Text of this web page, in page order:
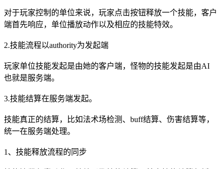
对于玩家控制的单位来说，玩家点击按钮释放一个技能，客户
端首先响应，单位播放动作以及相应的技能特效。
2.技能流程以authority为发起端
玩家单位技能发起是由她的客户端，怪物的技能发起是由AI
也就是服务端。
3.技能结算在服务端发起。
技能真正的结算，比如法术场检测、buff结算、伤害结算等，
统一在服务端处理。
1、技能释放流程的同步